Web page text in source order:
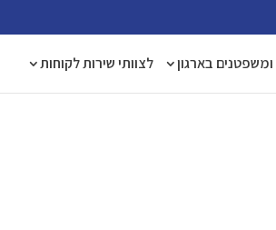
ומשפטנים בארגון לצוותי שירות לקוחות